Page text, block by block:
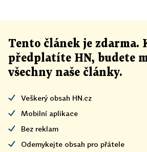
Tento článek je zdarma.
předplatíte HN, budete
všechny naše články.
Veškerý obsah HN.cz
Mobilní aplikace
Bez reklam
Odemykejte obsah pro přátele